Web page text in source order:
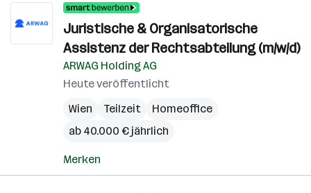
Juristische & Organisatorische
Assistenz der Rechtsabteilung (m/w/d)
ARWAG Holding AG
Heute veröffentlicht
Wien
Teilzeit
Homeoffice
ab 40.000 € jährlich
Merken